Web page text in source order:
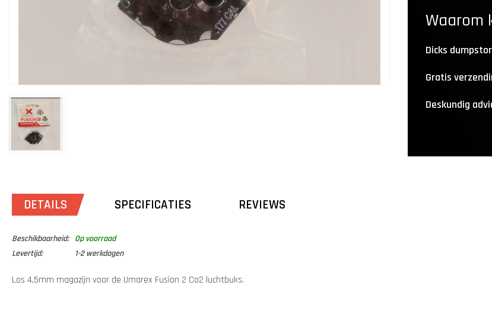
DETAILS SPECIFICATIES REVIEWS
Beschikbaarheid:
Op voorraad
Levertijd:
1-2 werkdagen
Los 4,5mm magazijn voor de Umarex Fusion 2 Co2 luchtbuks.
Waarom
Dicks
Gratis
Deskundig